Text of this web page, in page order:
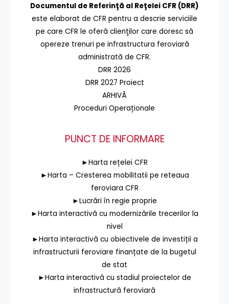
Documentul de Referinţă al Reţelei CFR (DRR)
este elaborat de CFR pentru a descrie serviciile
pe care CFR le oferă clienţilor care doresc să
opereze trenuri pe infrastructura feroviară
administrată de CFR.
DRR 2026
DRR 2027 Proiect
ARHIVĂ
Proceduri Operaționale
PUNCT DE INFORMARE
►Harta rețelei CFR
►Harta – Cresterea mobilitatii pe reteaua
feroviara CFR
►Lucrări în regie proprie
►Harta interactivă cu modernizările trecerilor la
nivel
►Harta interactivă cu obiectivele de investiții a
infrastructurii feroviare finanțate de la bugetul
de stat
►Harta interactivă cu stadiul proiectelor de
infrastructură feroviară